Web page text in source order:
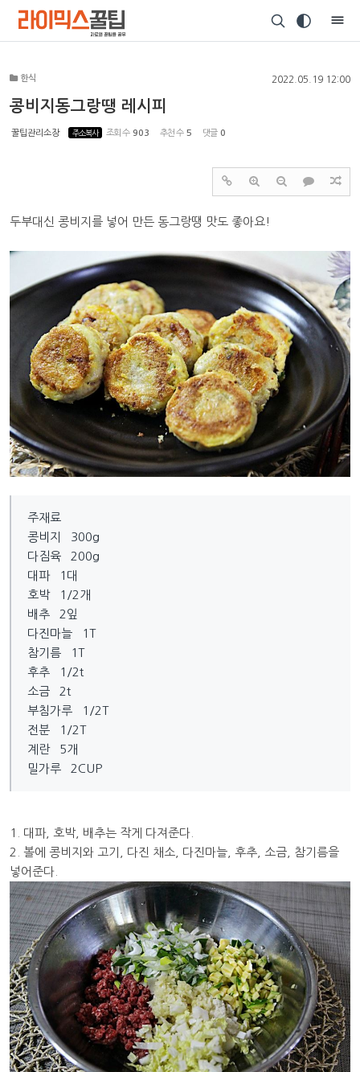
한식 2022.05.19 12:00
콩비지동그랑땡 레시피
꿀팁관리소장 주소복사 조회 수 903 추천 수 5 댓글 0
두부대신 콩비지를 넣어 만든 동그랑땡 맛도 좋아요!
주재료
콩비지 300g
다짐육 200g
대파 1대
호박 1/2개
배추 2잎
다진마늘 1T
참기름 1T
후추 1/2t
소금 2t
부침가루 1/2T
전분 1/2T
계란 5개
밀가루 2CUP
1. 대파, 호박, 배추는 작게 다져준다.
2. 볼에 콩비지와 고기, 다진 채소, 다진마늘, 후추, 소금, 참기름을
넣어준다.
Sketchbook5, 스케치북5
Sketchbook5, 스케치북5